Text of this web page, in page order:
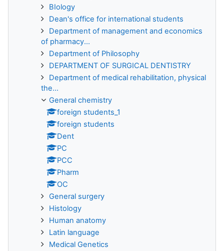
BIology
Dean's office for international students
Department of management and economics
of pharmacy...
Department of Philosophy
DEPARTMENT OF SURGICAL DENTISTRY
Department of medical rehabilitation, physical
the...
General chemistry
foreign students_1
foreign students
Dent
PC
PCC
Pharm
OC
General surgery
Histology
Human anatomy
Latin language
Medical Genetics